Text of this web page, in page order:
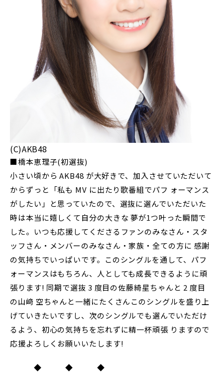
(C)AKB48
■橋本恵理子(初選抜)
小さい頃から AKB48 が大好きで、加入させていただいて
からずっと「私も MV に出たり歌番組でパフ ォーマンス
がしたい」と思っていたので、選抜に選んでいただいた
時は本当に嬉しくて自分の大きな 夢が1つ叶った瞬間で
した。いつも応援してくださるファンのみなさん・スタ
ッフさん・メンバーのみなさん・家族・全ての方に 感謝
の気持ちでいっぱいです。このシングルを通して、パフ
ォーマンスはもちろん、人としても成長できるように頑
張ります! 同期で選抜 3 度目の佐藤綺星ちゃんと 2 度目
の山﨑 空ちゃんと一緒にたくさんこのシングルを盛り上
げていきたいですし、次のシングルでも選んでいただけ
るよう、初心の気持ちを忘れずに精一杯頑張 りますので
応援よろしくお願いいたします!
◆ ◆ ◆